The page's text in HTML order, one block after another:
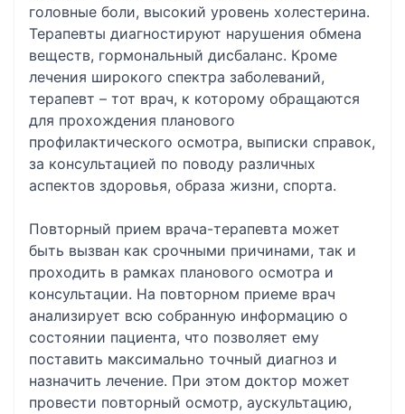
головные боли, высокий уровень холестерина.
Терапевты диагностируют нарушения обмена
веществ, гормональный дисбаланс. Кроме
лечения широкого спектра заболеваний,
терапевт – тот врач, к которому обращаются
для прохождения планового
профилактического осмотра, выписки справок,
за консультацией по поводу различных
аспектов здоровья, образа жизни, спорта.
Повторный прием врача-терапевта может
быть вызван как срочными причинами, так и
проходить в рамках планового осмотра и
консультации. На повторном приеме врач
анализирует всю собранную информацию о
состоянии пациента, что позволяет ему
поставить максимально точный диагноз и
назначить лечение. При этом доктор может
провести повторный осмотр, аускультацию,